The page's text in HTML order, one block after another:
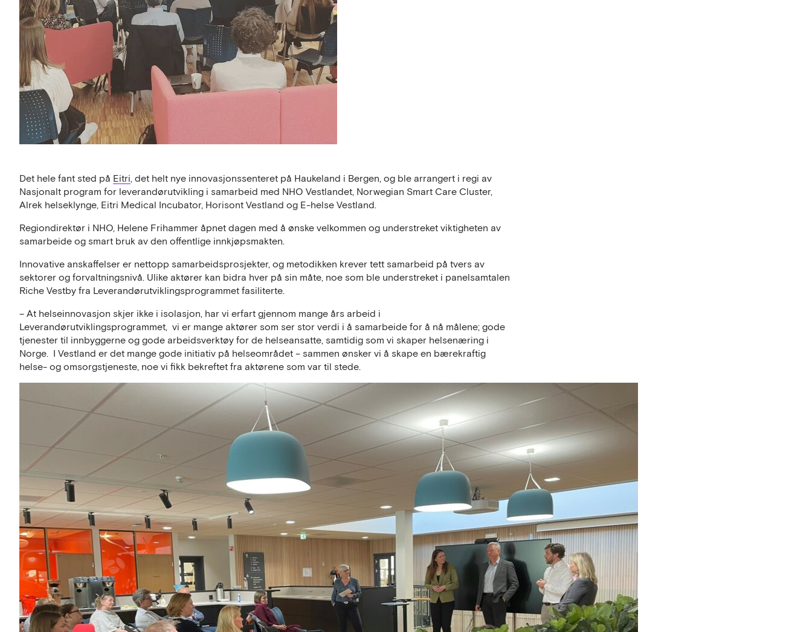
Det hele fant sted på Eitri, det helt nye innovasjonssenteret på Haukeland i Bergen, og ble arrangert i regi av
Nasjonalt program for leverandørutvikling i samarbeid med NHO Vestlandet, Norwegian Smart Care Cluster,
Alrek helseklynge, Eitri Medical Incubator, Horisont Vestland og E-helse Vestland.
Regiondirektør i NHO, Helene Frihammer åpnet dagen med å ønske velkommen og understreket viktigheten av
samarbeide og smart bruk av den offentlige innkjøpsmakten.
Innovative anskaffelser er nettopp samarbeidsprosjekter, og metodikken krever tett samarbeid på tvers av
sektorer og forvaltningsnivå. Ulike aktører kan bidra hver på sin måte, noe som ble understreket i panelsamtalen
Riche Vestby fra Leverandørutviklingsprogrammet fasiliterte.
– At helseinnovasjon skjer ikke i isolasjon, har vi erfart gjennom mange års arbeid i
Leverandørutviklingsprogrammet, vi er mange aktører som ser stor verdi i å samarbeide for å nå målene; gode
tjenester til innbyggerne og gode arbeidsverktøy for de helseansatte, samtidig som vi skaper helsenæring i
Norge. I Vestland er det mange gode initiativ på helseområdet – sammen ønsker vi å skape en bærekraftig
helse- og omsorgstjeneste, noe vi fikk bekreftet fra aktørene som var til stede.